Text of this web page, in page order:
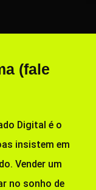
(fale
Digital é o
insistem em
Vender um
no sonho de